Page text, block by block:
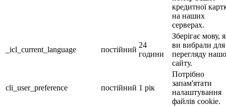
кредитної
на наших
серверах.
_icl_current_language постійний
24
години
Зберігає мову,
ви вибрали для
перегляду
сайту.
cli_user_preference постійний 1 рік
Потрібно
запам'ятати
налаштування
файлів cookie.